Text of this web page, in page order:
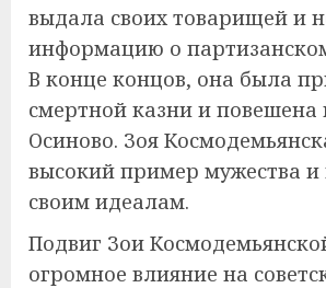
выдала своих товарищей и
информацию о
В конце концов, она была
смертной казни и повешена
Осиново. Зоя
высокий пример мужества и
своим идеалам.
Подвиг Зои
огромное влияние на